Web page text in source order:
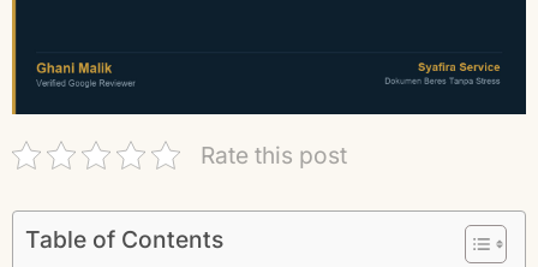
Rate this post
Table of Contents